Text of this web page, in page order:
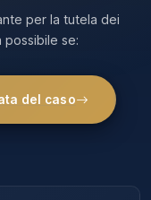
per la tutela dei
possibile se:
del caso